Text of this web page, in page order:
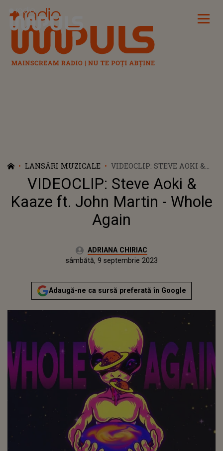
Radio Impuls
LANSĂRI MUZICALE
VIDEOCLIP: STEVE AOKI &
KAAZE FT. JOHN MARTIN -
WHOLE AGAIN
VIDEOCLIP: Steve Aoki &
Kaaze ft. John Martin - Whole
Again
Autor:ADRIANA CHIRIAC
vineri, 9 septembrie 2022
Actualizat:
sâmbătă, 9 septembrie 2023
Adaugă-ne ca sursă preferată în Google